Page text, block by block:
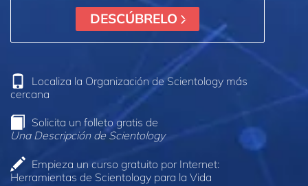
DESCÚBRELO
Localiza la Organización de Scientology más
cercana
Solicita un folleto gratis de
Una Descripción de Scientology
Empieza un curso gratuito por Internet:
Herramientas de Scientology para la Vida